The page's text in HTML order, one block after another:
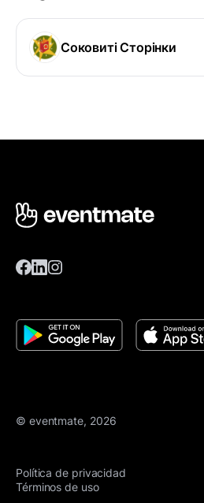
Соковиті Сторінки
© eventmate, 2026
Política de privacidad
Términos de uso